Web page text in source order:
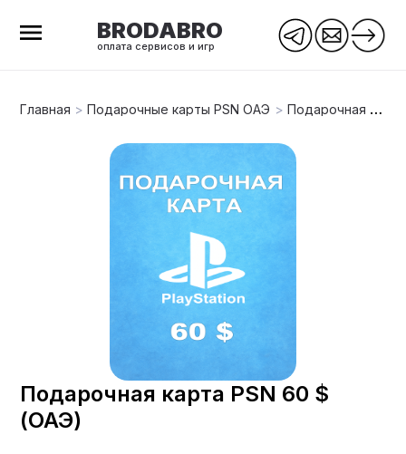
BRODABRO
оплата сервисов и игр
Главная >Подарочные карты PSN ОАЭ >Подарочная карта PSN 60 $ (ОАЭ)
Подарочная карта PSN 60 $
(ОАЭ)